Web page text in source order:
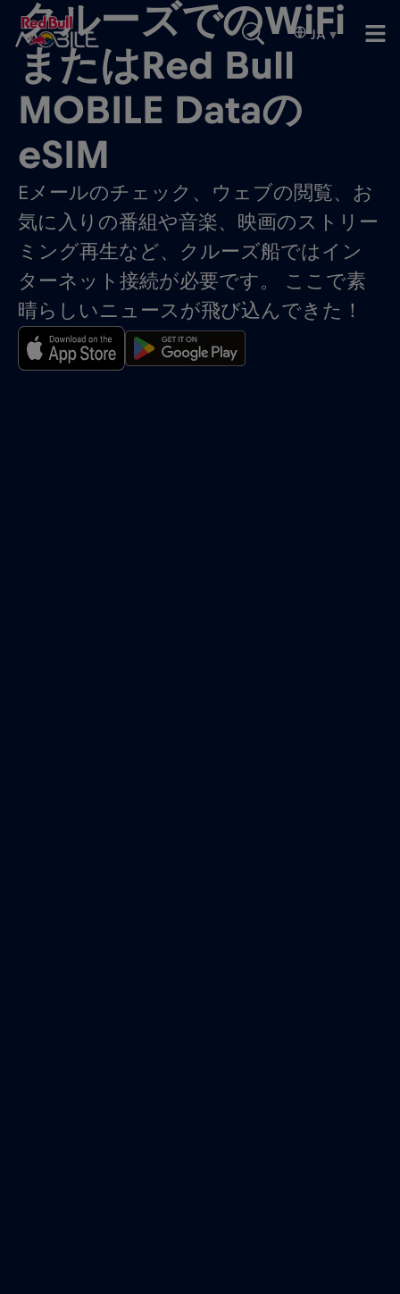
JA ▾
クルーズでのWiFi
またはRed Bull
MOBILE Dataの
eSIM
Eメールのチェック、ウェブの閲覧、お
気に入りの番組や音楽、映画のストリー
ミング再生など、クルーズ船ではイン
ターネット接続が必要です。 ここで素
晴らしいニュースが飛び込んできた！